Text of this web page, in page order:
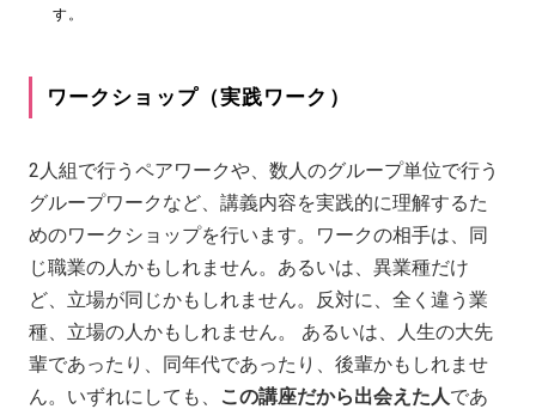
す。
ワークショップ（実践ワーク）
2人組で行うペアワークや、数人のグループ単位で行う
グループワークなど、講義内容を実践的に理解するた
めのワークショップを行います。ワークの相手は、同
じ職業の人かもしれません。あるいは、異業種だけ
ど、立場が同じかもしれません。反対に、全く違う業
種、立場の人かもしれません。 あるいは、人生の大先
輩であったり、同年代であったり、後輩かもしれませ
ん。いずれにしても、 この講座だから出会えた人であ